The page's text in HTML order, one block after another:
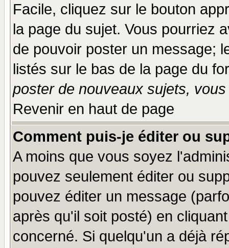
Facile, cliquez sur le bouton
la page du sujet. Vous pourriez
de pouvoir poster un message;
listés sur le bas de la page du
poster de nouveaux sujets,
Revenir en haut de page
Comment puis-je éditer ou
A moins que vous soyez
pouvez seulement éditer ou
pouvez éditer un message
après qu'il soit posté) en
concerné. Si quelqu'un a déjà